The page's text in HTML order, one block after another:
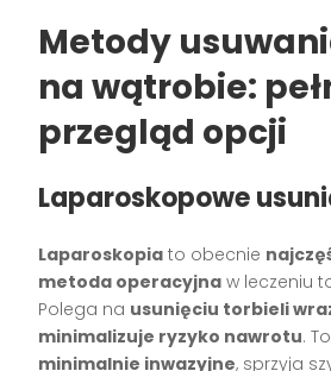
Metody
na wątrobie:
przegląd opcji
Laparoskopowe
Laparoskopia to obecnie
metoda operacyjna w leczeniu
Polega na usunięciu torbieli
minimalizuje ryzyko nawrotu.
minimalnie inwazyjne, sprzyja